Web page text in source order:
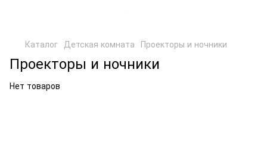
Каталог Детская комната Проекторы и ночники
Проекторы и ночники
Нет товаров